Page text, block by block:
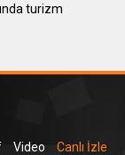
turizm
Video Canlı İzle